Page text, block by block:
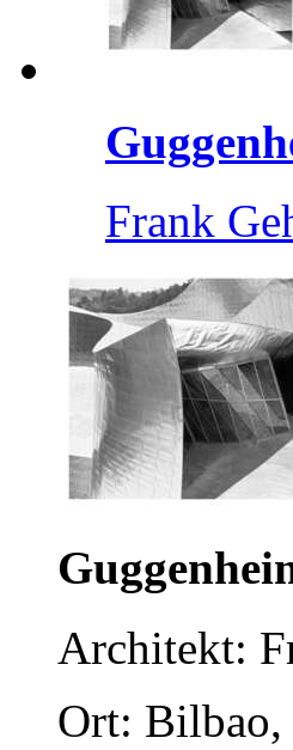
Frank
Architekt:
Ort: Bilbao,